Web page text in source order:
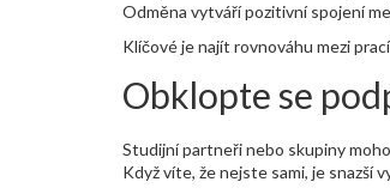
Odměna vytváří pozitivní spojení
Klíčové je najít rovnováhu mezi
Obklopte se
Studijní partneři nebo skupiny
Když víte, že nejste sami, je snazší